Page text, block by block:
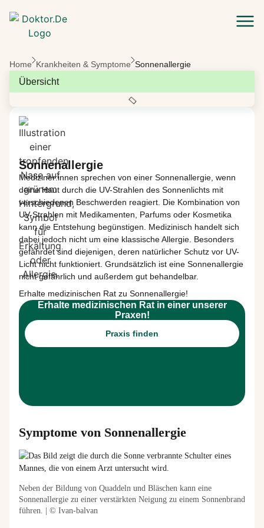
Home Krankheiten & Symptome Sonnenallergie
Sonnenallergie
Mediziner:innen sprechen von einer Sonnenallergie, wenn
deine Haut durch die UV-Strahlen des Sonnenlichts mit
verschiedenen Beschwerden reagiert. Die Kombination von
UV-Strahlen mit Medikamenten, Parfums oder Kosmetika
kann die Entstehung begünstigen. Medizinisch handelt sich
dabei jedoch nicht um eine klassische Allergie. Besonders
gefährdet sind diejenigen, deren natürlicher Schutz vor UV-
Licht nicht funktioniert. Grundsätzlich ist eine Sonnenallergie
nicht gefährlich und außerdem gut behandelbar.
Erhalte medizinischen Rat zu Sonnenallergie!
Erhalte medizinischen Rat in einer unserer
Praxen!
Praxis finden
Symptome von Sonnenallergie
Neben der Bildung von Quaddeln und Bläschen kann eine
Sonnenallergie zu einer verstärkten Neigung zu einem Sonnenbrand
führen. | © Ivan-balvan
Übersicht